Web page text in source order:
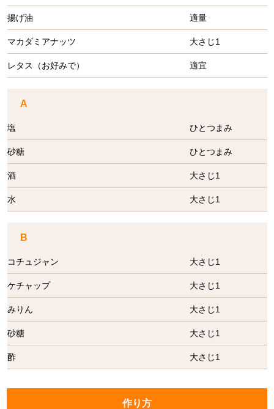
揚げ油 適量
マカダミアナッツ 大さじ1
レタス（お好みで） 適宜
A
塩 ひとつまみ
砂糖 ひとつまみ
酒 大さじ1
水 大さじ1
B
コチュジャン 大さじ1
ケチャップ 大さじ1
みりん 大さじ1
砂糖 大さじ1
酢 大さじ1
作り方